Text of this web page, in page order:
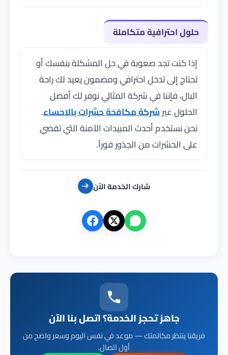
حلول احترافية متكاملة
إذا كنت تجد صعوبة في حل المشكلة بنفسك أو
تحتاج إلى تدخل احترافي ومضمون يعيد لك راحة
البال، فإننا في شركة المثالي نوفر لك أفضل
الحلول عبرشركة مكافحة حشرات بالاحساء.
نحن نستخدم أحدث المبيدات الآمنة التي تقضي
على الحشرات من الجذور فوراً.
شارك الخدمة الآن
جاهز تحجز الخدمة؟ اتصل بنا الآن
فريقنا ينتظر مكالمتك — موعد في نفس اليوم وسعر واضح من
أول اتصال.